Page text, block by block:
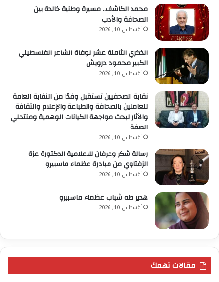
بالتعاون مع مكتبة مصر العامة وفنان الكاريكاتير الشهير
السيد/ فوزي مرسي، ومشاركة نيبال في معرض “أفريكا فود
إكسبو 2025” في ديسمبر 2025، بالإضافة إلى “منتدى أعمال
الشاي والقهوة بين نيبال ومصر” الذي عُقد افتراضياً
بالتعاون مع المجلس الوطني لتنمية الشاي والقهوة في
فعالية اليوم كإضافة جديدة لجهود السفارة المستمرة
للتوسع بالشاي النيبالي في السوق المصري.
محمد الكاشف.. مسيرة وطنية خالدة بين
الصحافة والأدب
أغسطس 10, 2026
الذكري الثامنة عشر لوفاة الشاعر الفلسطيني
الكبير محمود درويش
أغسطس 10, 2026
نقابة الصحفيين تستقبل وفدًا من النقابة العامة
للعاملين بالصحافة والطباعة والإعلام والثقافة
والآثار لبحث مواجهة الكيانات الوهمية ومنتحلي
الصفة
أغسطس 10, 2026
رسالة شكر وعرفان للاعلامية الدكتورة عزة
الزفتاوي من مبادرة عظماء ماسبيرو
أغسطس 10, 2026
هدير طه شباب عظماء ماسبيرو
أغسطس 10, 2026
مقالات تهمك